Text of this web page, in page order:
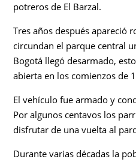
potreros de El Barzal.
Tres años después apareció
circundan el parque central
Bogotá llegó desarmado,
abierta en los comienzos de
El vehículo fue armado y
Por algunos centavos los
disfrutar de una vuelta al
Durante varias décadas la